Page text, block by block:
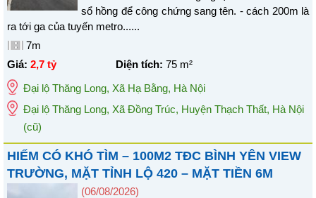
sổ hồng để công chứng sang tên. - cách 200m là
ra tới ga của tuyến metro......
7m
Giá: 2,7 tỷ Diện tích: 75 m²
Đại lộ Thăng Long, Xã Hạ Bằng, Hà Nội
Đại lộ Thăng Long, Xã Đồng Trúc, Huyện Thạch Thất, Hà Nội
(cũ)
HIẾM CÓ KHÓ TÌM – 100M2 TĐC BÌNH YÊN VIEW
TRƯỜNG, MẶT TỈNH LỘ 420 – MẶT TIỀN 6M
(06/08/2026)